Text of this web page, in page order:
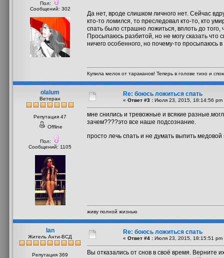
Пол:
Сообщений: 302
Да нет, вроде слишком личного нет. Сейчас
кто-то ломился, то преследовал кто-то, кто
спать было страшно ложиться, вплоть до
Просыпаюсь разбитой, но не могу сказать что
ничего особенного, но почему-то просыпаюсь
Купила мелок от тараканов! Теперь в голове тихо и
olalum
Ветеран
Репутация 47
Offline
Пол:
Сообщений: 1105
Re: боюсь ложиться спать
« Ответ #3 : Июля 23, 2015, 18:14:56 pm
мне снились и тревожные и всякие
зачем????это все наше подсознание.
просто лечь спать и не думать выпить
живу полной жизнью
Ian
Житель Анти-ВСД
Репутация 369
Re: боюсь ложиться спать
« Ответ #4 : Июля 23, 2015, 18:15:51 pm
Вы отказались от снов в своё время. Верните